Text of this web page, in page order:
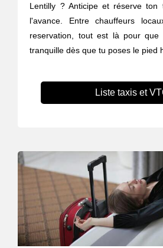
Lentilly ? Anticipe et réserve
l'avance. Entre chauffeurs
reservation, tout est là pour que
tranquille dès que tu poses le pied
Liste taxis et